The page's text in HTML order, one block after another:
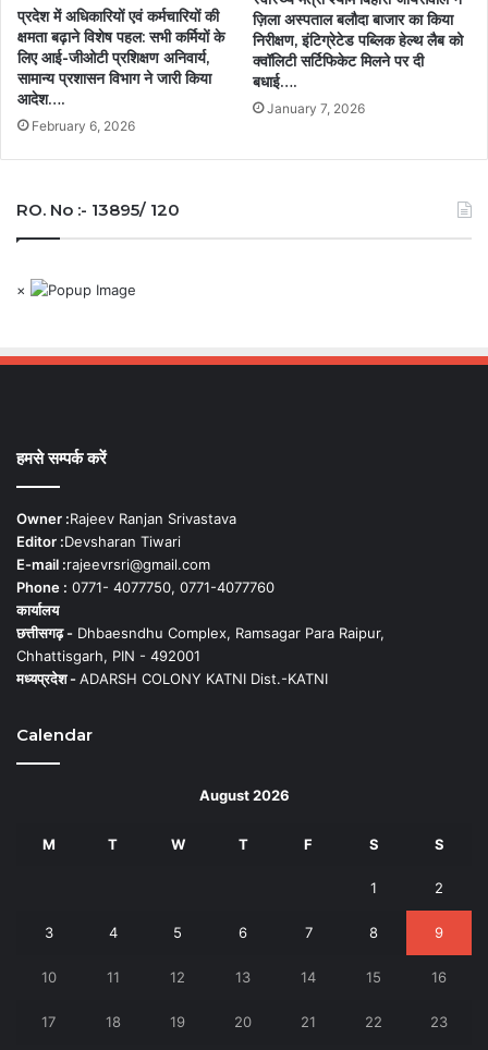
प्रदेश में अधिकारियों एवं कर्मचारियों की
क्षमता बढ़ाने विशेष पहल: सभी कर्मियों के
लिए आई-जीओटी प्रशिक्षण अनिवार्य,
सामान्य प्रशासन विभाग ने जारी किया
आदेश….
February 6, 2026
ज़िला अस्पताल बलौदा बाजार का किया
निरीक्षण, इंटिग्रेटेड पब्लिक हेल्थ लैब को
क्वॉलिटी सर्टिफिकेट मिलने पर दी
बधाई….
January 7, 2026
RO. No :- 13895/ 120
×
हमसे सम्पर्क करें
Owner :Rajeev Ranjan Srivastava
Editor :Devsharan Tiwari
E-mail :rajeevrsri@gmail.com
Phone : 0771- 4077750, 0771-4077760
कार्यालय
छत्तीसगढ़ - Dhbaesndhu Complex, Ramsagar Para Raipur,
Chhattisgarh, PIN - 492001
मध्यप्रदेश -ADARSH COLONY KATNI Dist.-KATNI
Calendar
August 2026
M T W T F S S
1 2
3 4 5 6 7 8 9
10 11 12 13 14 15 16
17 18 19 20 21 22 23